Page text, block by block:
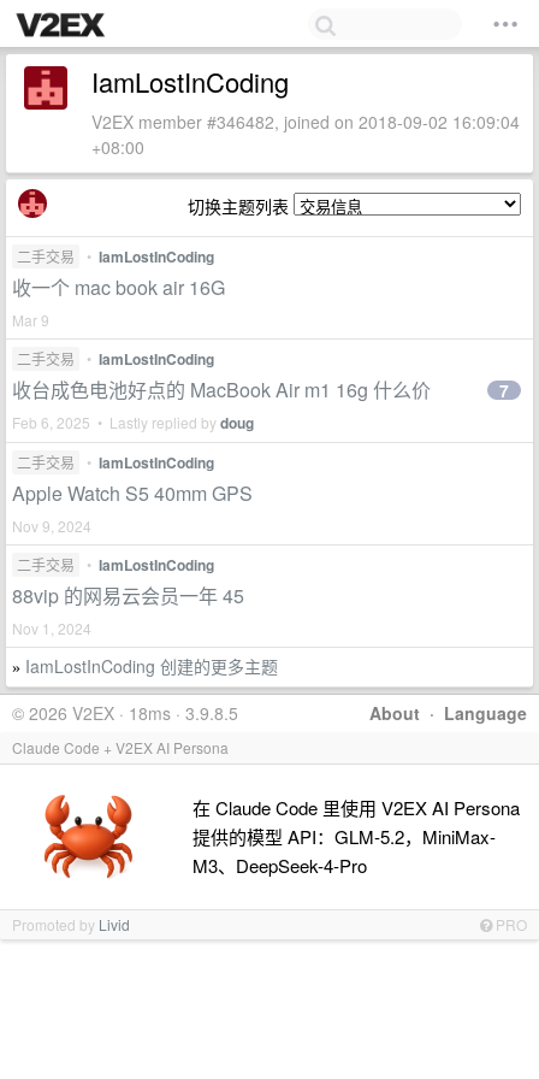
IamLostInCoding
V2EX member #346482, joined on 2018-09-02 16:09:04
+08:00
切换主题列表
二手交易 • IamLostInCoding
收一个 mac book air 16G
Mar 9
二手交易
• IamLostInCoding
收台成色电池好点的 MacBook Air m1 16g 什么价
Feb 6, 2025 • Lastly replied bydoug
7
二手交易 • IamLostInCoding
Apple Watch S5 40mm GPS
Nov 9, 2024
二手交易
• IamLostInCoding
88vip 的网易云会员一年 45
Nov 1, 2024
» IamLostInCoding 创建的更多主题
About · Language
© 2026 V2EX · 18ms · 3.9.8.5
Claude Code + V2EX AI Persona
在 Claude Code 里使用 V2EX AI Persona
提供的模型 API：GLM-5.2，MiniMax-
M3、DeepSeek-4-Pro
Promoted by Livid PRO